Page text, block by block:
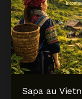
réussir)
la
plus
belle
boucle
du
Vietnam
Sapa au